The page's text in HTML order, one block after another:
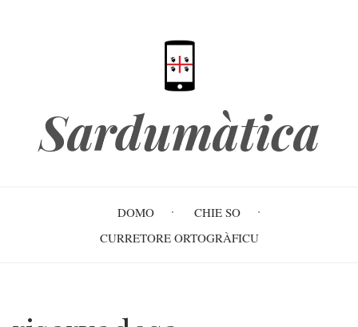
Sardumàtica
navigation
DOMO
CHIE SO
CURRETORE ORTOGRÀFICU